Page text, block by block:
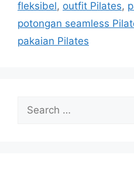
fleksibel, outfit Pilates,
potongan seamless
pakaian Pilates
Search
for: